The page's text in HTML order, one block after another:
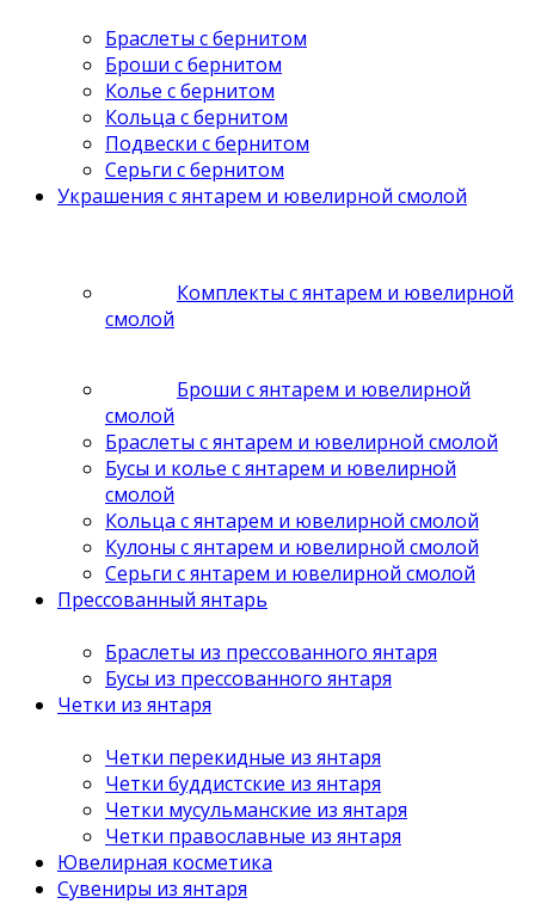
Браслеты с бернитом
Броши с бернитом
Колье с бернитом
Кольца с бернитом
Подвески с бернитом
Серьги с бернитом
Украшения с янтарем и ювелирной смолой
Комплекты с янтарем и ювелирной
смолой
Броши с янтарем и ювелирной
смолой
Браслеты с янтарем и ювелирной смолой
Бусы и колье с янтарем и ювелирной
смолой
Кольца с янтарем и ювелирной смолой
Кулоны с янтарем и ювелирной смолой
Серьги с янтарем и ювелирной смолой
Прессованный янтарь
Браслеты из прессованного янтаря
Бусы из прессованного янтаря
Четки из янтаря
Четки перекидные из янтаря
Четки буддистские из янтаря
Четки мусульманские из янтаря
Четки православные из янтаря
Ювелирная косметика
Сувениры из янтаря